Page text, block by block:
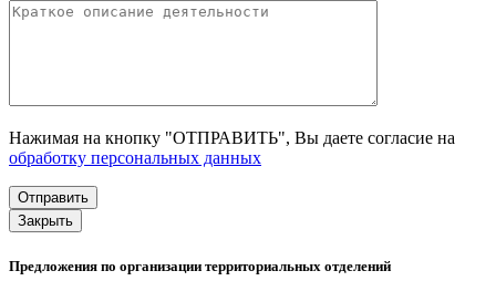
Нажимая на кнопку "ОТПРАВИТЬ", Вы даете согласие на
обработку персональных данных
Закрыть
Предложения по организации территориальных отделений